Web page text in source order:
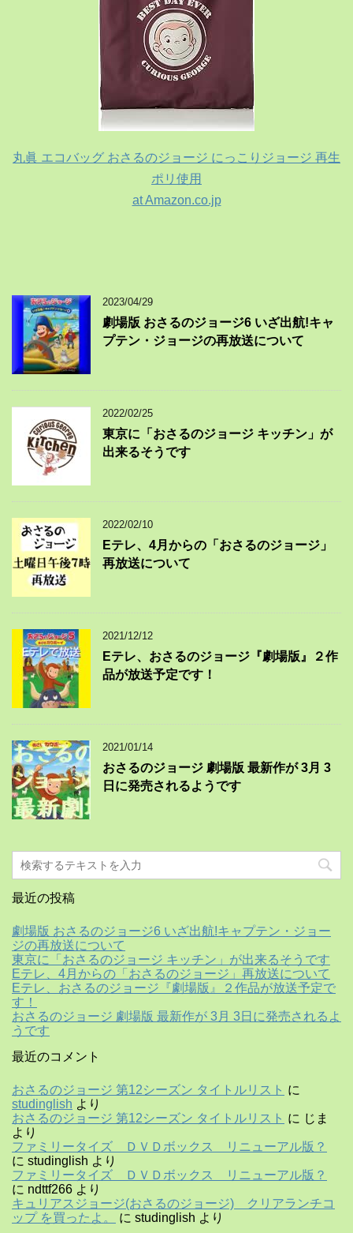
丸眞 エコバッグ おさるのジョージ にっこりジョージ 再生
ポリ使用
at Amazon.co.jp
2023/04/29
劇場版 おさるのジョージ6 いざ出航!キャ
プテン・ジョージの再放送について
2022/02/25
東京に「おさるのジョージ キッチン」が
出来るそうです
2022/02/10
Eテレ、4月からの「おさるのジョージ」
再放送について
2021/12/12
Eテレ、おさるのジョージ『劇場版』２作
品が放送予定です！
2021/01/14
おさるのジョージ 劇場版 最新作が 3月 3
日に発売されるようです
最近の投稿
劇場版 おさるのジョージ6 いざ出航!キャプテン・ジョー
ジの再放送について
東京に「おさるのジョージ キッチン」が出来るそうです
Eテレ、4月からの「おさるのジョージ」再放送について
Eテレ、おさるのジョージ『劇場版』２作品が放送予定で
す！
おさるのジョージ 劇場版 最新作が 3月 3日に発売されるよ
うです
最近のコメント
おさるのジョージ 第12シーズン タイトルリスト に
studinglish より
おさるのジョージ 第12シーズン タイトルリスト に じま
より
ファミリータイズ ＤＶＤボックス リニューアル版？
に studinglish より
ファミリータイズ ＤＶＤボックス リニューアル版？
に ndttf266 より
キュリアスジョージ(おさるのジョージ) クリアランチコ
ップ を買ったよ。
に studinglish より